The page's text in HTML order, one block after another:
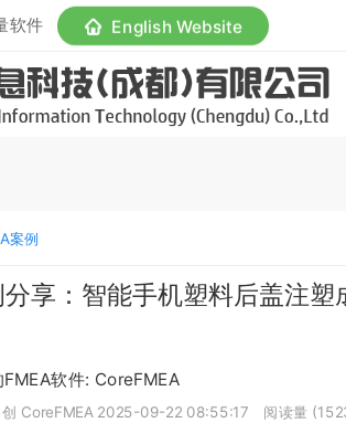
English Website
软件
案例
享：智能手机塑料后盖注
软件: CoreFMEA
CoreFMEA 2025-09-22 08:55:17 阅读量 (